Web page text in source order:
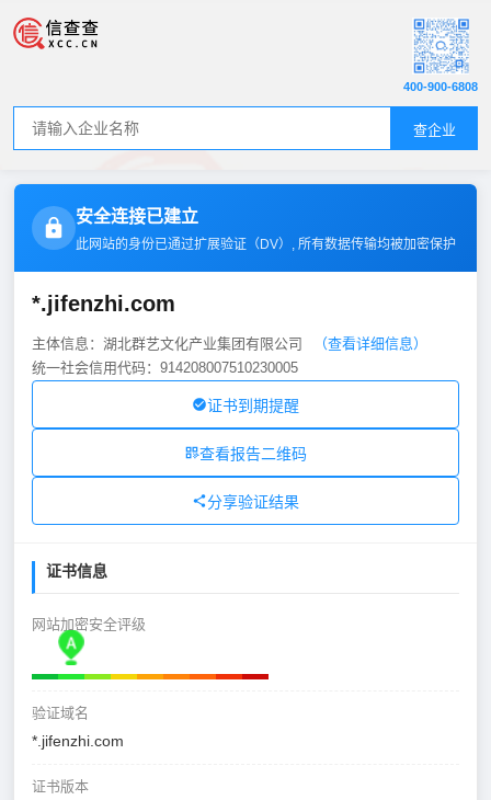
查企业
400-900-6808
安全连接已建立
此网站的身份已通过扩展验证（DV）, 所有数据传输均被加密保护
*.jifenzhi.com
主体信息：湖北群艺文化产业集团有限公司
（查看详细信息）
统一社会信用代码：914208007510230005
证书到期提醒
查看报告二维码
分享验证结果
证书信息
网站加密安全评级
验证域名
*.jifenzhi.com
证书版本